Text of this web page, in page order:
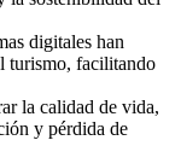
digitales han
turismo, facilitando
la calidad de vida,
y pérdida de